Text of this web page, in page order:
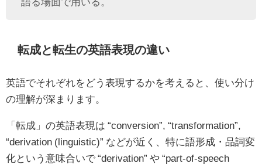
転成と転生の英語表現の違い
英語でそれぞれをどう表現するかを考えると、使い分け
の理解が深まります。
「転成」の英語表現は “conversion”, “transformation”,
“derivation (linguistic)” などが近く、特に語形成・品詞変
化という意味合いで “derivation” や “part-of-speech